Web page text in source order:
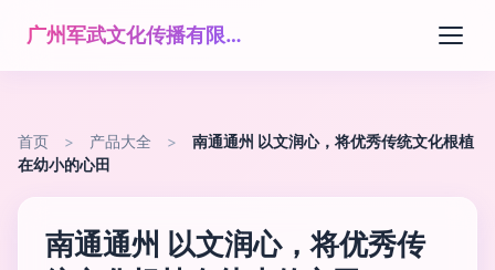
广州军武文化传播有限公司
首页 > 产品大全 >
南通通州 以文润心，将优秀传统文化根植
在幼小的心田
南通通州 以文润心，将优秀传